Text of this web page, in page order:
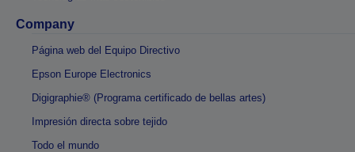
Company
Página web del Equipo Directivo
Epson Europe Electronics
Digigraphie® (Programa certificado de bellas artes)
Impresión directa sobre tejido
Todo el mundo